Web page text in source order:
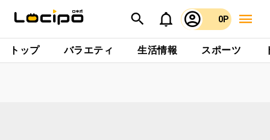
0P
トップ バラエティ 生活情報 スポーツ